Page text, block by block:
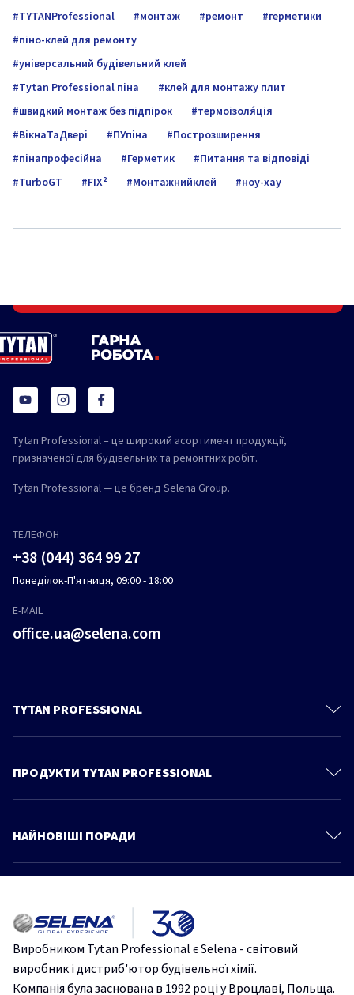
TYTANProfessional
монтаж ремонт
герметики
піно-клей для ремонту
універсальний будівельний клей
Tytan Professional піна
клей для монтажу плит
швидкий монтаж без підпірок
термоізоля́ція
ВікнаТаДвері
ПУпіна
Построзширення
пінапрофесійна
Герметик
Питання та відповіді
TurboGT
FIX² Монтажнийклей ноу-хау
Tytan Professional – це широкий асортимент продукції,
призначеної для будівельних та ремонтних робіт.
Tytan Professional — це бренд Selena Group.
ТЕЛЕФОН
+38 (044) 364 99 27
Понеділок-П'ятниця, 09:00 - 18:00
E-MAIL
office.ua@selena.com
TYTAN PROFESSIONAL
Про нас
Каталог
ПРОДУКТИ TYTAN PROFESSIONAL
Піно-клеї
Стрічки
Захист деревини
Чистячі засоби
НАЙНОВІШІ ПОРАДИ
Більше статей
появи цвілі
TYTANProfessional ВікнаТаДвері
Як приклеїти декоративні бетонні панелі до стіни без свердління?
FIX² TurboGT TYTANProfessional Монтажнийклей
Виробником Tytan Professional є Selena - світовий
виробник і дистриб'ютор будівельної хімії.
Компанія була заснована в 1992 році у Вроцлаві, Польща.